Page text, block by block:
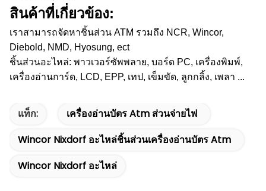
สินค้าที่เกี่ยวข้อง:
เราสามารถจัดหาชิ้นส่วน ATM รวมถึง NCR, Wincor,
Diebold, NMD, Hyosung, ect
ชิ้นส่วนอะไหล่: พาวเวอร์ซัพพลาย, บอร์ด PC, เครื่องพิมพ์,
เครื่องอ่านการ์ด, LCD, EPP, เทป, เข็มขัด, ลูกกลิ้ง, เพลา ...
แท็ก:
เครื่องอ่านบัตร Atm ส่วนจ่ายไฟ
Wincor Nixdorf อะไหล่ชิ้นส่วนเครื่องอ่านบัตร Atm
Wincor Nixdorf อะไหล่